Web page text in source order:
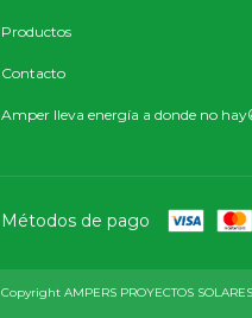
Productos
Contacto
Amper lleva energía a donde no
Métodos de pago
Copyright AMPERS PROYECTOS